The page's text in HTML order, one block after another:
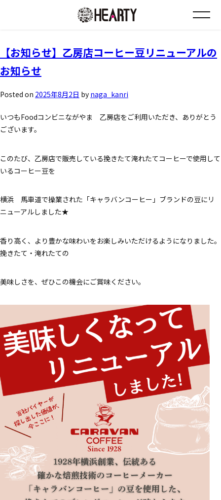
お知らせ
チラシ情報
会社について
採用について
2025年8月
【お知らせ】乙房店コーヒー豆リニューアルの
お知らせ
Posted on 2025年8月2日 by naga_kanri
いつもFoodコンビニながやま 乙房店をご利用いただき、ありがとう
ございます。
このたび、乙房店で販売している挽きたて淹れたてコーヒーで使用して
いるコーヒー豆を
横浜 馬車道で操業された「キャラバンコーヒー」ブランドの豆にリ
ニューアルしました★
香り高く、より豊かな味わいをお楽しみいただけるようになりました。
挽きたて・淹れたての
美味しさを、ぜひこの機会にご賞味ください。